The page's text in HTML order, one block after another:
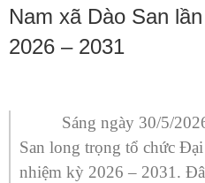
Nam xã Dào San
2026 – 2031
Sáng ngày 30/5/
San long trọng tổ chức
nhiệm kỳ 2026 – 2031.